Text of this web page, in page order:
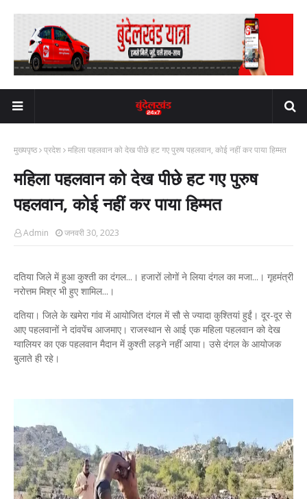
मुख्यपृष्ठ प्रदेश महिला पहलवान को देख पीछे हट गए पुरुष पहलवान, कोई नहीं कर पाया हिम्मत
महिला पहलवान को देख पीछे हट गए पुरुष
पहलवान, कोई नहीं कर पाया हिम्मत
Admin जनवरी 30, 2023
दतिया जिले में हुआ कुश्ती का दंगल...। हजारों लोगों ने लिया दंगल का मजा...। गृहमंत्री
नरोत्तम मिश्र भी हुए शामिल...।
दतिया। जिले के खमेरा गांव में आयोजित दंगल में सौ से ज्यादा कुश्तियां हुईं। दूर-दूर से
आए पहलवानों ने दांवपेंच आजमाए। राजस्थान से आई एक महिला पहलवान को देख
ग्वालियर का एक पहलवान मैदान में कुश्ती लड़ने नहीं आया। उसे दंगल के आयोजक
बुलाते ही रहे।